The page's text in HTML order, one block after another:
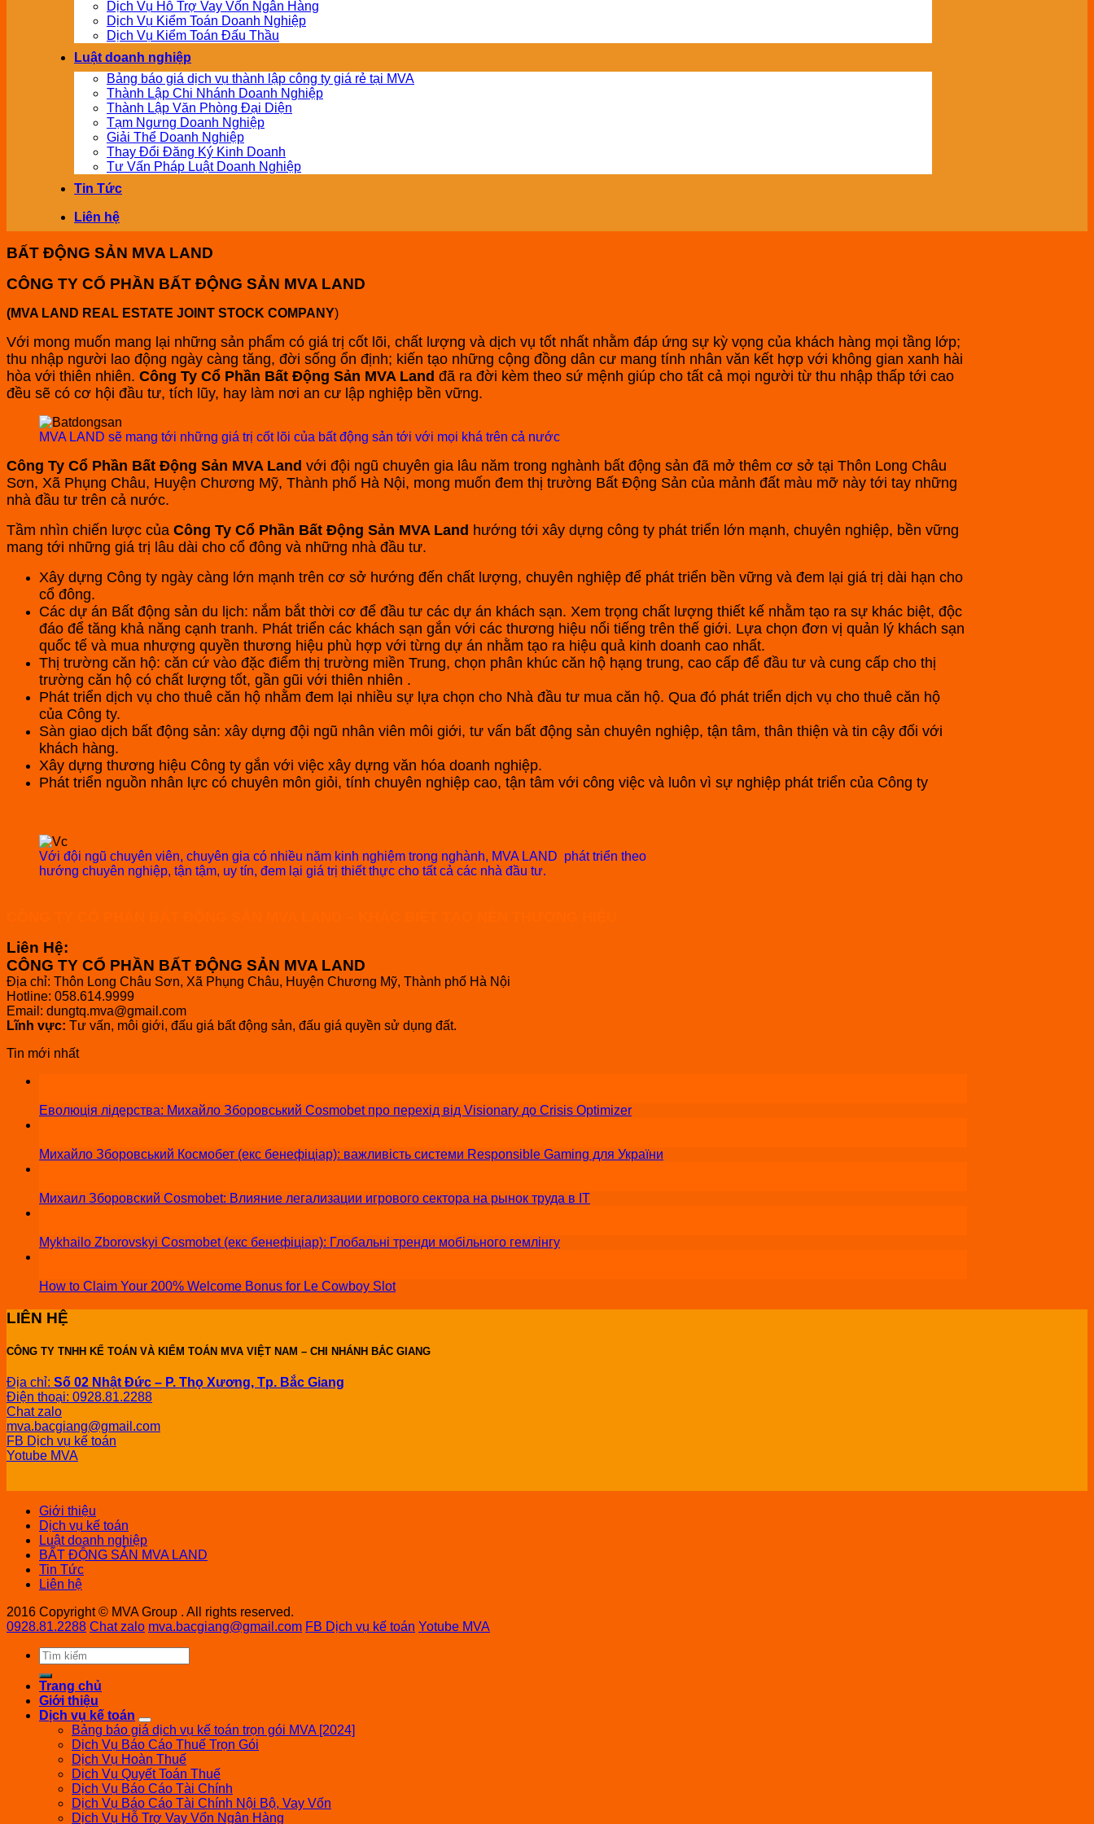
Dịch Vụ Hỗ Trợ Vay Vốn Ngân Hàng
Dịch Vụ Kiểm Toán Doanh Nghiệp
Dịch Vụ Kiểm Toán Đấu Thầu
Luật doanh nghiệp
Bảng báo giá dịch vụ thành lập công ty giá rẻ tại MVA
Thành Lập Chi Nhánh Doanh Nghiệp
Thành Lập Văn Phòng Đại Diện
Tạm Ngưng Doanh Nghiệp
Giải Thể Doanh Nghiệp
Thay Đổi Đăng Ký Kinh Doanh
Tư Vấn Pháp Luật Doanh Nghiệp
Tin Tức
Liên hệ
BẤT ĐỘNG SẢN MVA LAND
CÔNG TY CỔ PHẦN BẤT ĐỘNG SẢN MVA LAND
(MVA LAND REAL ESTATE JOINT STOCK COMPANY)
Với mong muốn mang lại những sản phẩm có giá trị cốt lõi, chất lượng và dịch vụ tốt nhất nhằm đáp ứng sự kỳ vọng của khách hàng mọi tầng lớp;
thu nhập người lao động ngày càng tăng, đời sống ổn định; kiến tạo những cộng đồng dân cư mang tính nhân văn kết hợp với không gian xanh hài
hòa với thiên nhiên. Công Ty Cổ Phần Bất Động Sản MVA Land đã ra đời kèm theo sứ mệnh giúp cho tất cả mọi người từ thu nhập thấp tới cao
đều sẽ có cơ hội đầu tư, tích lũy, hay làm nơi an cư lập nghiệp bền vững.
MVA LAND sẽ mang tới những giá trị cốt lõi của bất động sản tới với mọi khá trên cả nước
Công Ty Cổ Phần Bất Động Sản MVA Land với đội ngũ chuyên gia lâu năm trong nghành bất động sản đã mở thêm cơ sở tại Thôn Long Châu
Sơn, Xã Phụng Châu, Huyện Chương Mỹ, Thành phố Hà Nội, mong muốn đem thị trường Bất Động Sản của mảnh đất màu mỡ này tới tay những
nhà đầu tư trên cả nước.
Tầm nhìn chiến lược của Công Ty Cổ Phần Bất Động Sản MVA Land hướng tới xây dựng công ty phát triển lớn mạnh, chuyên nghiệp, bền vững
mang tới những giá trị lâu dài cho cổ đông và những nhà đầu tư.
Xây dựng Công ty ngày càng lớn mạnh trên cơ sở hướng đến chất lượng, chuyên nghiệp để phát triển bền vững và đem lại giá trị dài hạn cho
cổ đông.
Các dự án Bất động sản du lịch: nắm bắt thời cơ để đầu tư các dự án khách sạn. Xem trọng chất lượng thiết kế nhằm tạo ra sự khác biệt, độc
đáo để tăng khả năng cạnh tranh. Phát triển các khách sạn gắn với các thương hiệu nổi tiếng trên thế giới. Lựa chọn đơn vị quản lý khách sạn
quốc tế và mua nhượng quyền thương hiệu phù hợp với từng dự án nhằm tạo ra hiệu quả kinh doanh cao nhất.
Thị trường căn hộ: căn cứ vào đặc điểm thị trường miền Trung, chọn phân khúc căn hộ hạng trung, cao cấp để đầu tư và cung cấp cho thị
trường căn hộ có chất lượng tốt, gần gũi với thiên nhiên .
Phát triển dịch vụ cho thuê căn hộ nhằm đem lại nhiều sự lựa chọn cho Nhà đầu tư mua căn hộ. Qua đó phát triển dịch vụ cho thuê căn hộ
của Công ty.
Sàn giao dịch bất động sản: xây dựng đội ngũ nhân viên môi giới, tư vấn bất động sản chuyên nghiệp, tận tâm, thân thiện và tin cậy đối với
khách hàng.
Xây dựng thương hiệu Công ty gắn với việc xây dựng văn hóa doanh nghiệp.
Phát triển nguồn nhân lực có chuyên môn giỏi, tính chuyên nghiệp cao, tận tâm với công việc và luôn vì sự nghiệp phát triển của Công ty
Với đội ngũ chuyên viên, chuyên gia có nhiều năm kinh nghiệm trong nghành, MVA LAND phát triển theo
hướng chuyên nghiệp, tận tậm, uy tín, đem lại giá trị thiết thực cho tất cả các nhà đầu tư.
Liên Hệ:
CÔNG TY CỔ PHẦN BẤT ĐỘNG SẢN MVA LAND
Địa chỉ: Thôn Long Châu Sơn, Xã Phụng Châu, Huyện Chương Mỹ, Thành phố Hà Nội
Hotline: 058.614.9999
Email: dungtq.mva@gmail.com
Lĩnh vực: Tư vấn, môi giới, đấu giá bất động sản, đấu giá quyền sử dụng đất.
Tin mới nhất
Еволюція лідерства: Михайло Зборовський Cosmobet про перехід від Visionary до Crisis Optimizer
Михайло Зборовський Космобет (екс бенефіціар): важливість системи Responsible Gaming для України
Михаил Зборовский Cosmobet: Влияние легализации игрового сектора на рынок труда в IT
Mykhailo Zborovskyi Cosmobet (екс бенефіціар): Глобальні тренди мобільного гемлінгу
How to Claim Your 200% Welcome Bonus for Le Cowboy Slot
LIÊN HỆ
CÔNG TY TNHH KẾ TOÁN VÀ KIỂM TOÁN MVA VIỆT NAM – CHI NHÁNH BẮC GIANG
Địa chỉ: Số 02 Nhật Đức – P. Thọ Xương, Tp. Bắc Giang
Điện thoại: 0928.81.2288
Chat zalo
mva.bacgiang@gmail.com
FB Dịch vụ kế toán
Yotube MVA
Giới thiệu
Dịch vụ kế toán
Luật doanh nghiệp
BẤT ĐỘNG SẢN MVA LAND
Tin Tức
Liên hệ
2016 Copyright © MVA Group . All rights reserved.
0928.81.2288 Chat zalo mva.bacgiang@gmail.com FB Dịch vụ kế toán Yotube MVA
Trang chủ
Giới thiệu
Dịch vụ kế toán
Bảng báo giá dịch vụ kế toán trọn gói MVA [2024]
Dịch Vụ Báo Cáo Thuế Trọn Gói
Dịch Vụ Hoàn Thuế
Dịch Vụ Quyết Toán Thuế
Dịch Vụ Báo Cáo Tài Chính
Dịch Vụ Báo Cáo Tài Chính Nội Bộ, Vay Vốn
Dịch Vụ Hỗ Trợ Vay Vốn Ngân Hàng